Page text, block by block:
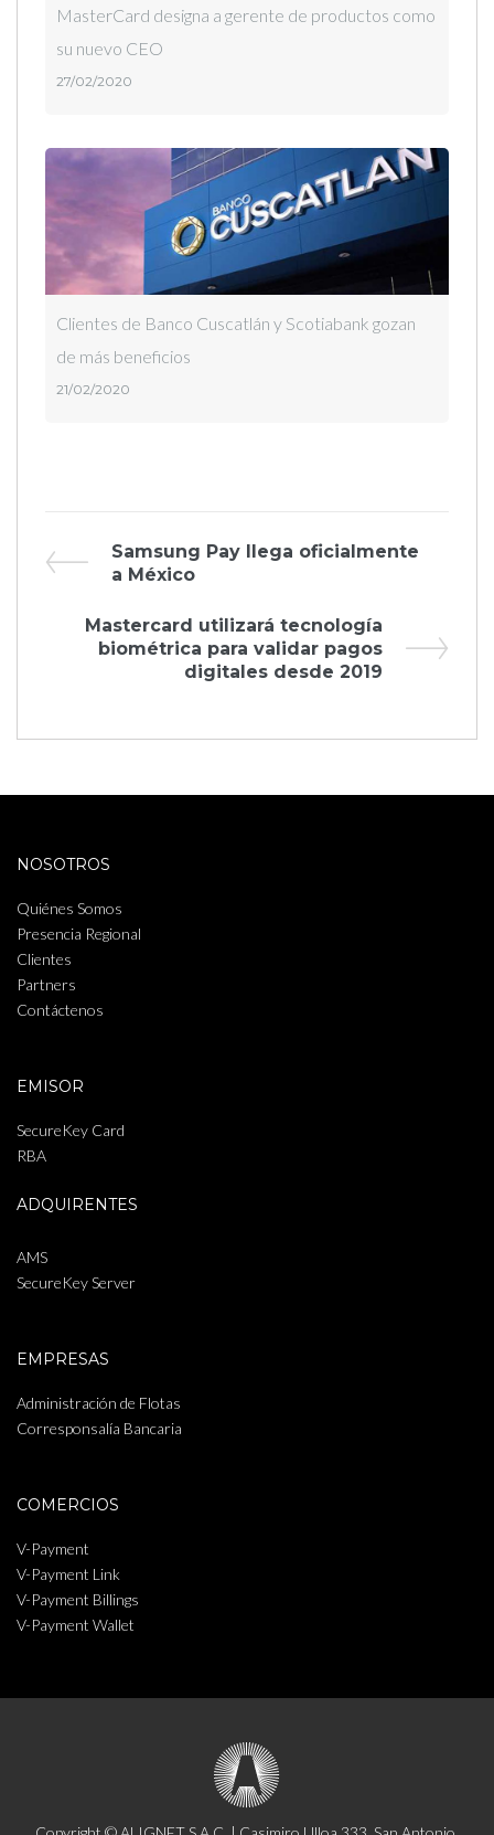
MasterCard designa a gerente de productos como
su nuevo CEO
27/02/2020
Clientes de Banco Cuscatlán y Scotiabank gozan
de más beneficios
21/02/2020
Navegación
de
entradas
Previous
Post
Samsung Pay llega oficialmente
a México
Next
Post
Mastercard utilizará tecnología
biométrica para validar pagos
digitales desde 2019
NOSOTROS
Quiénes Somos
Presencia Regional
Clientes
Partners
Contáctenos
EMISOR
SecureKey Card
RBA
ADQUIRENTES
AMS
SecureKey Server
EMPRESAS
Administración de Flotas
Corresponsalía Bancaria
COMERCIOS
V-Payment
V-Payment Link
V-Payment Billings
V-Payment Wallet